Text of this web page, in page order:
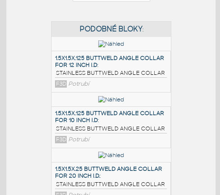
PODOBNÉ BLOKY:
1.5X1.5X.125 BUTTWELD ANGLE COLLAR
FOR 12 INCH I.D:
STAINLESS BUTTWELD ANGLE COLLAR
F3D Potrubí